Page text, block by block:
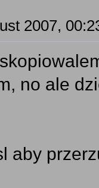
2007,
no ale
aby